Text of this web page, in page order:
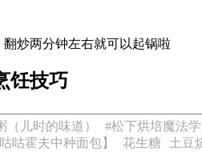
炒两分钟左右就可以起锅啦
饪技巧
（儿时的味道）
#松下烘培魔法
咕霍夫中种面包】
花生糖
土豆